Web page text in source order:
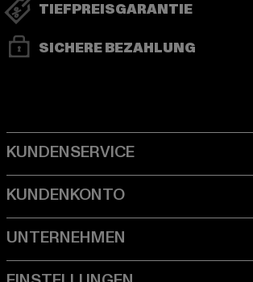
TIEFPREISGARANTIE
SICHERE BEZAHLUNG